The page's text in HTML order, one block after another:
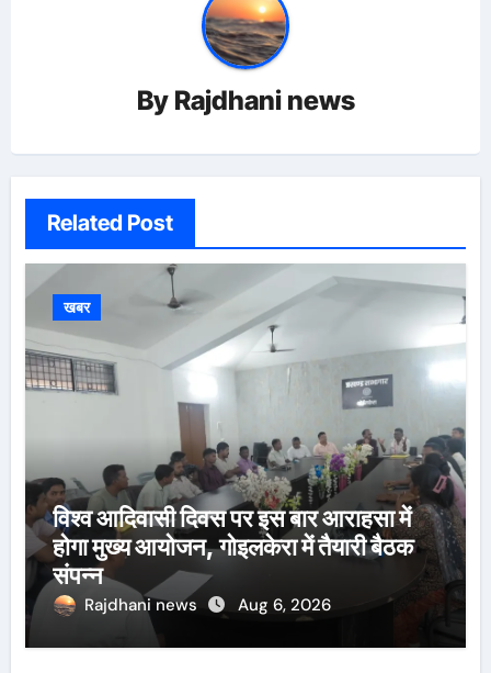
By Rajdhani news
Related Post
खबर
विश्व आदिवासी दिवस पर इस बार आराहसा में
होगा मुख्य आयोजन, गोइलकेरा में तैयारी बैठक
संपन्न
Rajdhani news Aug 6, 2026